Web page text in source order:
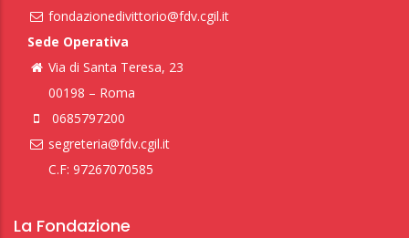
fondazionedivittorio@fdv.cgil.it
Sede Operativa
Via di Santa Teresa, 23
00198 – Roma
0685797200
segreteria@fdv.cgil.it
C.F: 97267070585
La Fondazione